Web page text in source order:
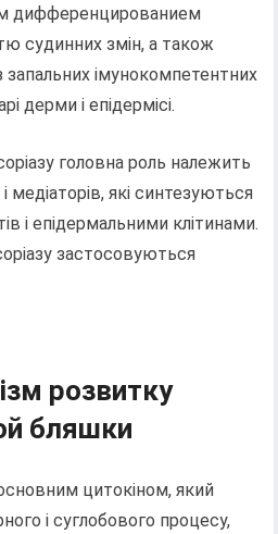
дифференцированием
судинних змін, а також
запальних імунокомпетентних
дерми і епідермісі.
головна роль належить
медіаторів, які синтезуються
і епідермальними клітинами.
застосовуються
розвитку
бляшки
цитокіном, який
і суглобового процесу,